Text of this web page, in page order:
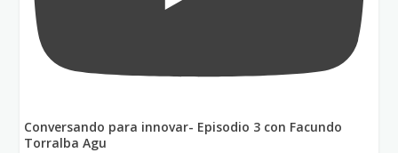
Conversando para innovar- Episodio 3 con Facundo
Torralba Agu